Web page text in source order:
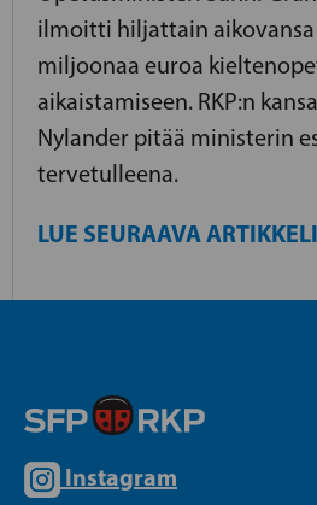
ilmoitti hiljattain aikovansa
miljoonaa euroa
aikaistamiseen. RKP:n
Nylander pitää ministerin
tervetulleena.
LUE SEURAAVA ARTIKKELI
Instagram